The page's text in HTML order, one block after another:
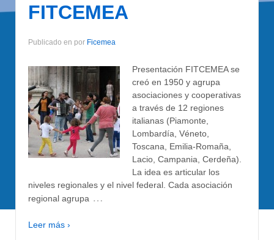
FITCEMEA
Publicado en por Ficemea
Presentación FITCEMEA se
creó en 1950 y agrupa
asociaciones y cooperativas
a través de 12 regiones
italianas (Piamonte,
Lombardía, Véneto,
Toscana, Emilia-Romaña,
Lacio, Campania, Cerdeña).
La idea es articular los
niveles regionales y el nivel federal. Cada asociación
regional agrupa …
Leer más ›